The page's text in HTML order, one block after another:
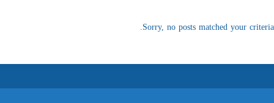
Sorry, no posts matched your criteria.